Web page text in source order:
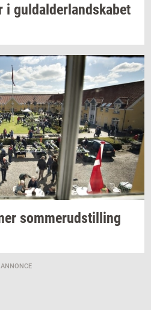
i gul­dal­der­land­ska­bet
som­mer­ud­stil­ling
ANNONCE